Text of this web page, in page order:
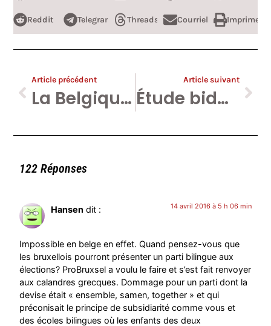
Reddit Telegram Threads Courriel Imprimer
Article précédent
La Belgique « arrête » la Ligue des Droits de l’Homme. Quand l’hystérie a raison des idées.
Article suivant
Étude bidon, preuves imaginaires. Jan Jambon, amateur congénital ou pyromane professionnel ?
122 Réponses
Hansen dit : 14 avril 2016 à 5 h 06 min
Impossible en belge en effet. Quand pensez-vous que
les bruxellois pourront présenter un parti bilingue aux
élections? ProBruxsel a voulu le faire et s’est fait renvoyer
aux calandres grecques. Dommage pour un parti dont la
devise était « ensemble, samen, together » et qui
préconisait le principe de subsidiarité comme vous et
des écoles bilingues où les enfants des deux